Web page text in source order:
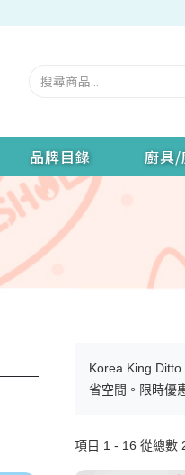
品牌目錄 廚具/
Korea King
省空間。限時優
項目 1 - 16 從總數